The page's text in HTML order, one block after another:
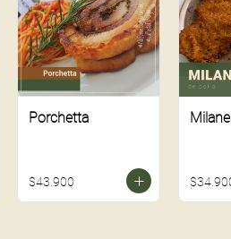
Porchetta
$43.900